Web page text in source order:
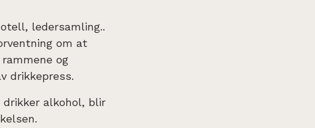
ledersamling..
om at
og
drikkepress.
drikker alkohol, blir